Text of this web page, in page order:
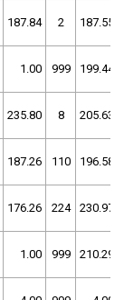
187.84 2 187.55
1.00 999 199.44
235.80 8 205.63
187.26 110 196.58
176.26 224 230.97
1.00 999 210.29